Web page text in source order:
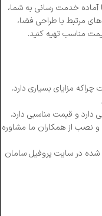
آماده خدمت رسانی به شما،
مرتبط با طراحی فضا،
مناسب تهیه کنید.
نصب از همکاران ما مشاوره
در سایت پروفیل سامان